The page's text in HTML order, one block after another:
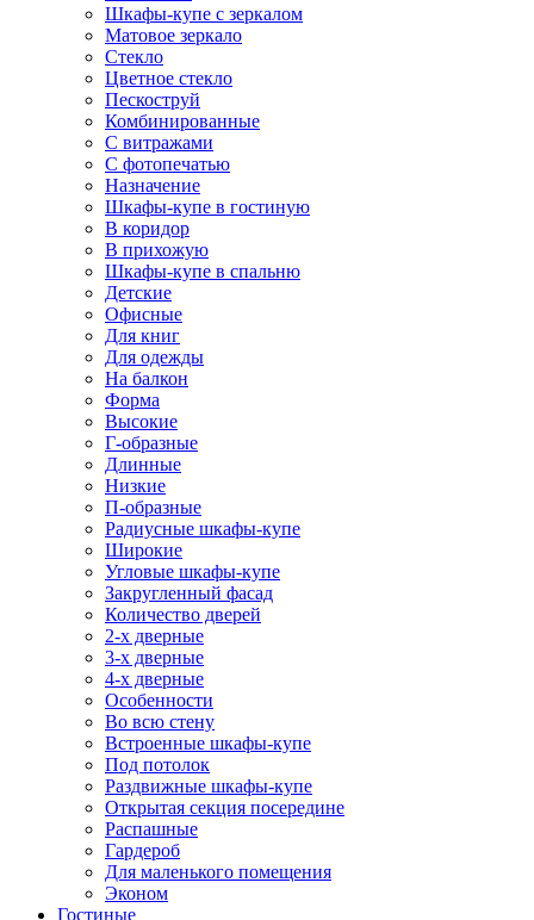
Шкафы-купе с зеркалом
Матовое зеркало
Стекло
Цветное стекло
Пескоструй
Комбинированные
С витражами
С фотопечатью
Назначение
Шкафы-купе в гостиную
В коридор
В прихожую
Шкафы-купе в спальню
Детские
Офисные
Для книг
Для одежды
На балкон
Форма
Высокие
Г-образные
Длинные
Низкие
П-образные
Радиусные шкафы-купе
Широкие
Угловые шкафы-купе
Закругленный фасад
Количество дверей
2-х дверные
3-х дверные
4-х дверные
Особенности
Во всю стену
Встроенные шкафы-купе
Под потолок
Раздвижные шкафы-купе
Открытая секция посередине
Распашные
Гардероб
Для маленького помещения
Эконом
Гостиные